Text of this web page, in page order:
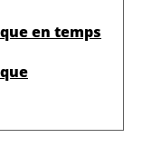
en temps